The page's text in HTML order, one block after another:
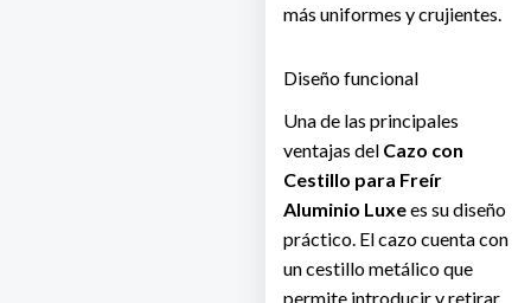
más uniformes y crujientes.
Diseño funcional
Una de las principales
ventajas del Cazo con
Cestillo para Freír
Aluminio Luxees su diseño
práctico. El cazo cuenta con
un cestillo metálico que
permite introducir y retirar